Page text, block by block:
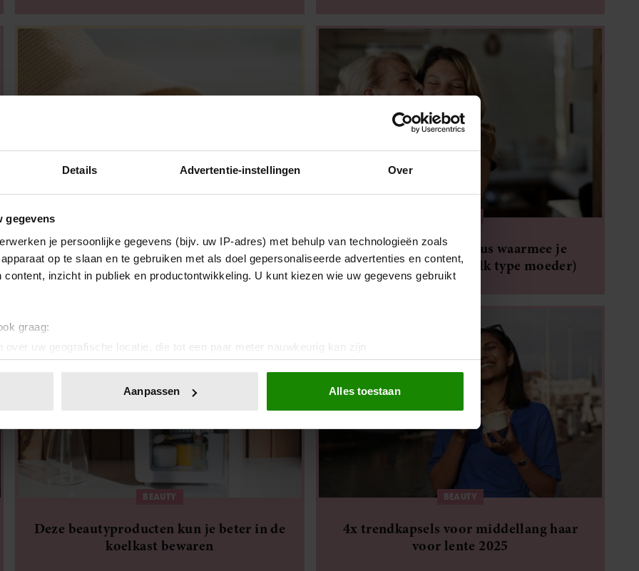
Details Advertentie-instellingen Over
gegevens
je persoonlijke gegevens (bijv. uw IP-adres) met behulp van technologieën zoals
op te slaan en te gebruiken met als doel gepersonaliseerde advertenties en content,
content, inzicht in publiek en productontwikkeling. U kunt kiezen wie uw gegevens gebruikt
graag:
over uw geografische locatie, die tot een paar meter nauwkeurig kan zijn
door het actief te scannen op specifieke eigenschappen (fingerprinting)
of intrekken in de Cookieverklaring.
en advertenties te personaliseren, om functies voor social media te bieden en om ons
Ook delen we informatie over uw gebruik van onze site met onze partners voor social
Deze partners kunnen deze gegevens combineren met andere informatie die u aan ze heeft
op basis van uw gebruik van hun services. U gaat akkoord met onze cookies als u
Aanpassen Alles toestaan
Zo blijft je make-up perfect zitten op
warme dagen
15 Moederdag cadeaus waarmee je
meteen scoort (voor elk type moeder)
BEAUTY
Deze beautyproducten kun je beter in de
koelkast bewaren
BEAUTY
4x trendkapsels voor middellang haar
voor lente 2025